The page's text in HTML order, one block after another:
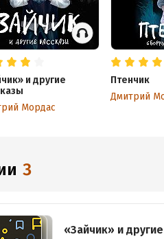
и другие
Мордас
Птенчик
Дмитрий
3
«Зайчик» и другие